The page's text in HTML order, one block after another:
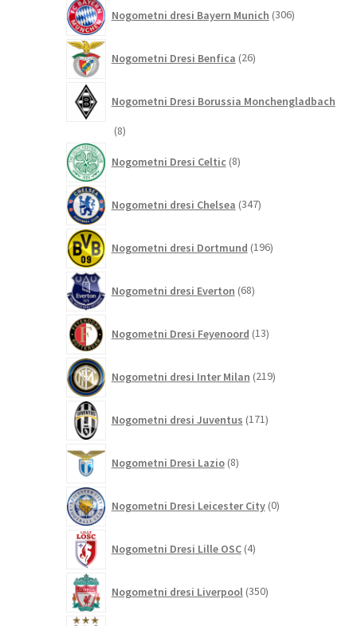
Nogometni dresi Bayern Munich 306izdelkov
Nogometni Dresi Benfica 26izdelkov
Nogometni Dresi Borussia Monchengladbach
88
Nogometni Dresi Celtic 8izdelkov
Nogometni dresi Chelsea 347izdelkov
Nogometni dresi Dortmund 196izdelkov
Nogometni dresi Everton 68izdelkov
Nogometni Dresi Feyenoord 13izdelkov
Nogometni dresi Inter Milan 219izdelkov
Nogometni dresi Juventus 171izdelkov
Nogometni Dresi Lazio 8izdelkov
Nogometni Dresi Leicester City 0izdelkov
Nogometni Dresi Lille OSC 4izdelki
Nogometni dresi Liverpool 350izdelkov